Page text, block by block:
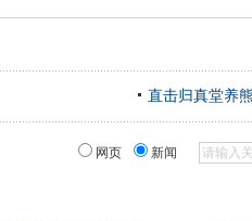
直击归真堂养
网页 新闻